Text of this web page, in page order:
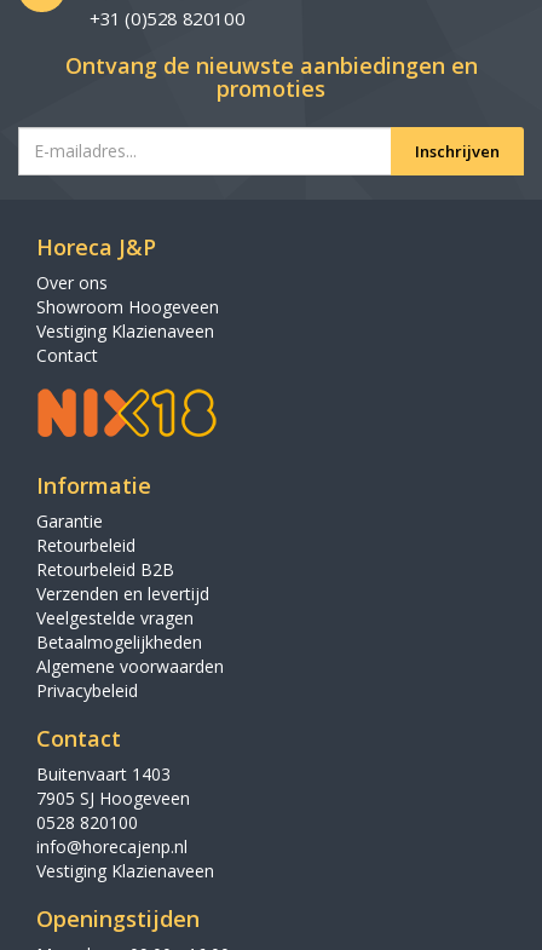
+31 (0)528 820100
Ontvang de nieuwste aanbiedingen en
promoties
Inschrijven
Horeca J&P
Over ons
Showroom Hoogeveen
Vestiging Klazienaveen
Contact
Informatie
Garantie
Retourbeleid
Retourbeleid B2B
Verzenden en levertijd
Veelgestelde vragen
Betaalmogelijkheden
Algemene voorwaarden
Privacybeleid
Contact
Buitenvaart 1403
7905 SJ Hoogeveen
0528 820100
info@horecajenp.nl
Vestiging Klazienaveen
Openingstijden